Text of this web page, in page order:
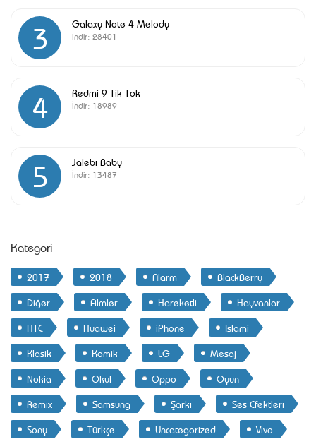
3 Galaxy Note 4 Melody
İndir: 28401
4 Redmi 9 Tik Tok
İndir: 18989
5 Jalebi Baby
İndir: 13487
Kategori
2017 2018 Alarm
BlackBerry
Diğer
Filmler Hareketli
Hayvanlar
HTC
Huawei iPhone
Islami
Klasik
Komik LG
Mesaj
Nokia
Okul Oppo
Oyun
Remix
Samsung Şarkı
Ses Efektleri
Sony
Türkçe Uncategorized Vivo